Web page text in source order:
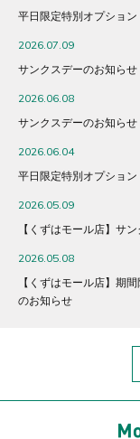
平日限定特別オプショ
2026.07.09
サンクスデーのお知らせ
2026.06.08
サンクスデーのお知らせ
2026.06.04
平日限定特別オプショ
2026.05.09
【くずはモール店】サ
2026.05.08
【くずはモール店】期
のお知らせ